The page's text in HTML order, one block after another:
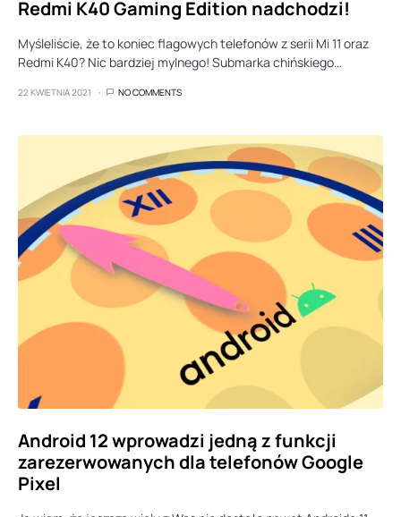
Redmi K40 Gaming Edition nadchodzi!
Myśleliście, że to koniec flagowych telefonów z serii Mi 11 oraz
Redmi K40? Nic bardziej mylnego! Submarka chińskiego…
22 KWIETNIA 2021 NO COMMENTS
Android 12 wprowadzi jedną z funkcji
zarezerwowanych dla telefonów Google
Pixel